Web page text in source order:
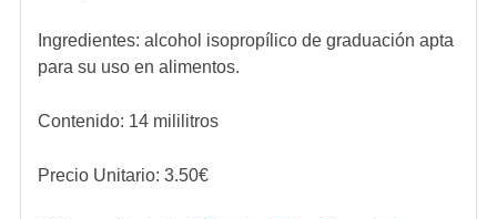
Ingredientes: alcohol isopropílico de graduación apta
para su uso en alimentos.
Contenido: 14 mililitros
Precio Unitario: 3.50€